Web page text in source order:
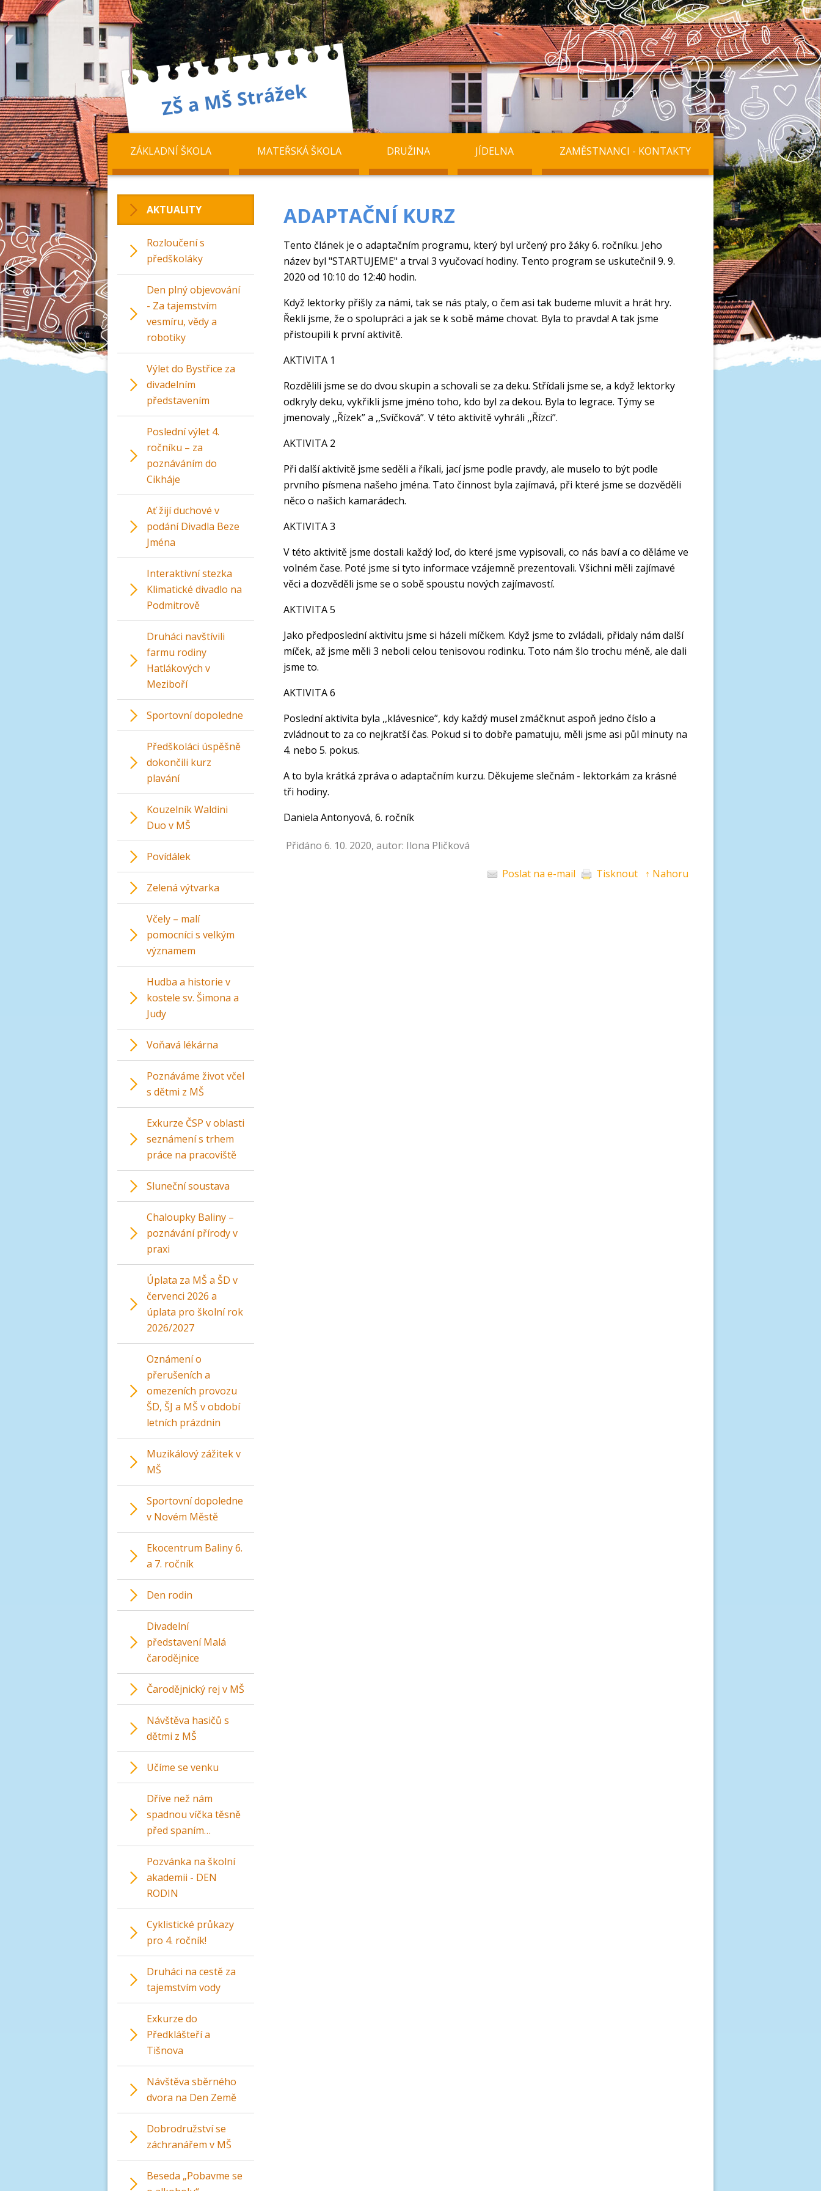
ZÁKLADNÍ ŠKOLA MATEŘSKÁ ŠKOLA DRUŽINA JÍDELNA ZAMĚSTNANCI - KONTAKTY
ADAPTAČNÍ KURZ
Tento článek je o adaptačním programu, který byl určený pro žáky 6. ročníku. Jeho
název byl "STARTUJEME" a trval 3 vyučovací hodiny. Tento program se uskutečnil 9. 9.
2020 od 10:10 do 12:40 hodin.
Když lektorky přišly za námi, tak se nás ptaly, o čem asi tak budeme mluvit a hrát hry.
Řekli jsme, že o spolupráci a jak se k sobě máme chovat. Byla to pravda! A tak jsme
přistoupili k první aktivitě.
AKTIVITA 1
Rozdělili jsme se do dvou skupin a schovali se za deku. Střídali jsme se, a když lektorky
odkryly deku, vykřikli jsme jméno toho, kdo byl za dekou. Byla to legrace. Týmy se
jmenovaly ,,Řízek” a ,,Svíčková”. V této aktivitě vyhráli ,,Řízci”.
AKTIVITA 2
Při další aktivitě jsme seděli a říkali, jací jsme podle pravdy, ale muselo to být podle
prvního písmena našeho jména. Tato činnost byla zajímavá, při které jsme se dozvěděli
něco o našich kamarádech.
AKTIVITA 3
V této aktivitě jsme dostali každý loď, do které jsme vypisovali, co nás baví a co děláme ve
volném čase. Poté jsme si tyto informace vzájemně prezentovali. Všichni měli zajímavé
věci a dozvěděli jsme se o sobě spoustu nových zajímavostí.
AKTIVITA 5
Jako předposlední aktivitu jsme si házeli míčkem. Když jsme to zvládali, přidaly nám další
míček, až jsme měli 3 neboli celou tenisovou rodinku. Toto nám šlo trochu méně, ale dali
jsme to.
AKTIVITA 6
Poslední aktivita byla ,,klávesnice”, kdy každý musel zmáčknut aspoň jedno číslo a
zvládnout to za co nejkratší čas. Pokud si to dobře pamatuju, měli jsme asi půl minuty na
4. nebo 5. pokus.
A to byla krátká zpráva o adaptačním kurzu. Děkujeme slečnám - lektorkám za krásné
tři hodiny.
Daniela Antonyová, 6. ročník
Přidáno 6. 10. 2020, autor: Ilona Pličková
Poslat na e-mail Tisknout ↑ Nahoru
AKTUALITY
Rozloučení s
předškoláky
Den plný objevování
- Za tajemstvím
vesmíru, vědy a
robotiky
Výlet do Bystřice za
divadelním
představením
Poslední výlet 4.
ročníku – za
poznáváním do
Cikháje
Ať žijí duchové v
podání Divadla Beze
Jména
Interaktivní stezka
Klimatické divadlo na
Podmitrově
Druháci navštívili
farmu rodiny
Hatlákových v
Meziboří
Sportovní dopoledne
Předškoláci úspěšně
dokončili kurz
plavání
Kouzelník Waldini
Duo v MŠ
Povídálek
Zelená výtvarka
Včely – malí
pomocníci s velkým
významem
Hudba a historie v
kostele sv. Šimona a
Judy
Voňavá lékárna
Poznáváme život včel
s dětmi z MŠ
Exkurze ČSP v oblasti
seznámení s trhem
práce na pracoviště
Sluneční soustava
Chaloupky Baliny –
poznávání přírody v
praxi
Úplata za MŠ a ŠD v
červenci 2026 a
úplata pro školní rok
2026/2027
Oznámení o
přerušeních a
omezeních provozu
ŠD, ŠJ a MŠ v období
letních prázdnin
Muzikálový zážitek v
MŠ
Sportovní dopoledne
v Novém Městě
Ekocentrum Baliny 6.
a 7. ročník
Den rodin
Divadelní
představení Malá
čarodějnice
Čarodějnický rej v MŠ
Návštěva hasičů s
dětmi z MŠ
Učíme se venku
Dříve než nám
spadnou víčka těsně
před spaním…
Pozvánka na školní
akademii - DEN
RODIN
Cyklistické průkazy
pro 4. ročník!
Druháci na cestě za
tajemstvím vody
Exkurze do
Předklášteří a
Tišnova
Návštěva sběrného
dvora na Den Země
Dobrodružství se
záchranářem v MŠ
Beseda „Pobavme se